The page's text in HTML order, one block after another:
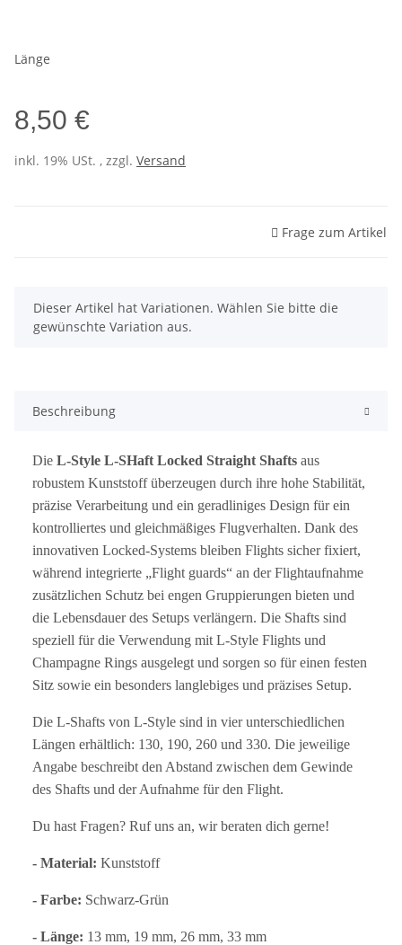
Länge
8,50 €
inkl. 19% USt. , zzgl. Versand
Frage zum Artikel
x
Dieser Artikel hat Variationen. Wählen Sie bitte die
gewünschte Variation aus.
Beschreibung
Die L-Style L-SHaft Locked Straight Shafts aus
robustem Kunststoff überzeugen durch ihre hohe Stabilität,
präzise Verarbeitung und ein geradliniges Design für ein
kontrolliertes und gleichmäßiges Flugverhalten. Dank des
innovativen Locked-Systems bleiben Flights sicher fixiert,
während integrierte „Flight guards“ an der Flightaufnahme
zusätzlichen Schutz bei engen Gruppierungen bieten und
die Lebensdauer des Setups verlängern. Die Shafts sind
speziell für die Verwendung mit L-Style Flights und
Champagne Rings ausgelegt und sorgen so für einen festen
Sitz sowie ein besonders langlebiges und präzises Setup.
Die L-Shafts von L-Style sind in vier unterschiedlichen
Längen erhältlich: 130, 190, 260 und 330. Die jeweilige
Angabe beschreibt den Abstand zwischen dem Gewinde
des Shafts und der Aufnahme für den Flight.
Du hast Fragen? Ruf uns an, wir beraten dich gerne!
- Material: Kunststoff
- Farbe: Schwarz-Grün
- Länge: 13 mm, 19 mm, 26 mm, 33 mm